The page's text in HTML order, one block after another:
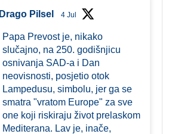
Drago Pilsel 4 Jul
Papa Prevost je, nikako
slučajno, na 250. godišnjicu
osnivanja SAD-a i Dan
neovisnosti, posjetio otok
Lampedusu, simbolu, jer ga se
smatra "vratom Europe" za sve
one koji riskiraju život prelaskom
Mediterana. Lav je, inače,